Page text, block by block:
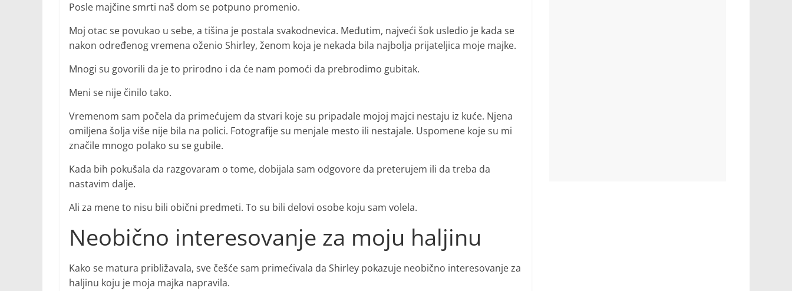
Posle majčine smrti naš dom se potpuno promenio.
Moj otac se povukao u sebe, a tišina je postala svakodnevica. Međutim, najveći šok usledio je kada se
nakon određenog vremena oženio Shirley, ženom koja je nekada bila najbolja prijateljica moje majke.
Mnogi su govorili da je to prirodno i da će nam pomoći da prebrodimo gubitak.
Meni se nije činilo tako.
Vremenom sam počela da primećujem da stvari koje su pripadale mojoj majci nestaju iz kuće. Njena
omiljena šolja više nije bila na polici. Fotografije su menjale mesto ili nestajale. Uspomene koje su mi
značile mnogo polako su se gubile.
Kada bih pokušala da razgovaram o tome, dobijala sam odgovore da preterujem ili da treba da
nastavim dalje.
Ali za mene to nisu bili obični predmeti. To su bili delovi osobe koju sam volela.
Neobično interesovanje za moju haljinu
Kako se matura približavala, sve češće sam primećivala da Shirley pokazuje neobično interesovanje za
haljinu koju je moja majka napravila.